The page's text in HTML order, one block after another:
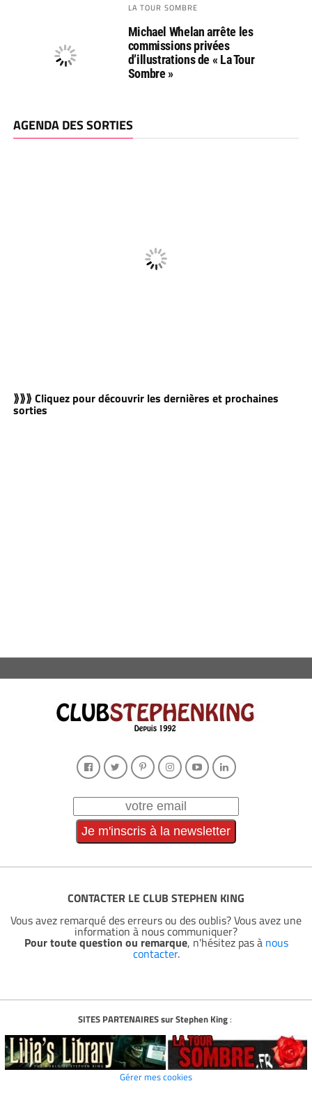
LA TOUR SOMBRE
Michael Whelan arrête les
commissions privées
d’illustrations de « La Tour
Sombre »
AGENDA DES SORTIES
⟫⟫⟫ Cliquez pour découvrir les dernières et prochaines
sorties
CONTACTER LE CLUB STEPHEN KING
Vous avez remarqué des erreurs ou des oublis? Vous avez une
information à nous communiquer?
Pour toute question ou remarque, n'hésitez pas à nous
contacter.
SITES PARTENAIRES sur Stephen King:
Gérer mes cookies